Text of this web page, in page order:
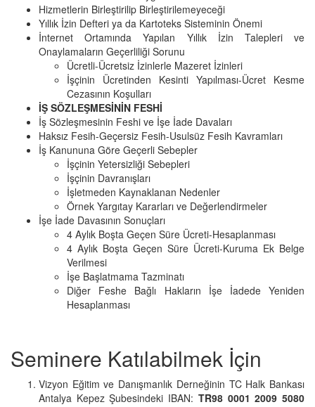
Hizmetlerin Birleştirilip Birleştirilemeyeceği
Yıllık İzin Defteri ya da Kartoteks Sisteminin Önemi
İnternet Ortamında Yapılan Yıllık İzin Talepleri ve
Onaylamaların Geçerliliği Sorunu
Ücretli-Ücretsiz İzinlerle Mazeret İzinleri
İşçinin Ücretinden Kesinti Yapılması-Ücret Kesme
Cezasının Koşulları
İŞ SÖZLEŞMESİNİN FESHİ
İş Sözleşmesinin Feshi ve İşe İade Davaları
Haksız Fesih-Geçersiz Fesih-Usulsüz Fesih Kavramları
İş Kanununa Göre Geçerli Sebepler
İşçinin Yetersizliği Sebepleri
İşçinin Davranışları
İşletmeden Kaynaklanan Nedenler
Örnek Yargıtay Kararları ve Değerlendirmeler
İşe İade Davasının Sonuçları
4 Aylık Boşta Geçen Süre Ücreti-Hesaplanması
4 Aylık Boşta Geçen Süre Ücreti-Kuruma Ek Belge
Verilmesi
İşe Başlatmama Tazminatı
Diğer Feshe Bağlı Hakların İşe İadede Yeniden
Hesaplanması
Seminere Katılabilmek İçin
Vizyon Eğitim ve Danışmanlık Derneğinin TC Halk Bankası
Antalya Kepez Şubesindeki IBAN: TR98 0001 2009 5080